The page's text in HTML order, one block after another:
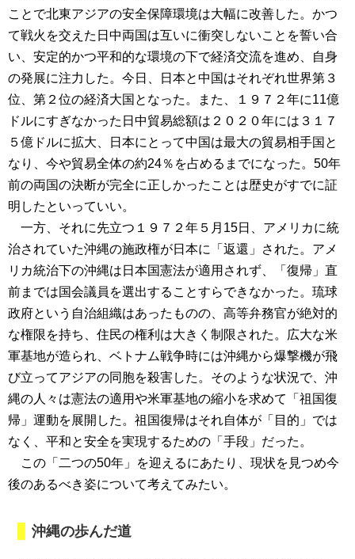
ことで北東アジアの安全保障環境は大幅に改善した。かつ
て戦火を交えた日中両国は互いに衝突しないことを誓い合
い、安定的かつ平和的な環境の下で経済交流を進め、自身
の発展に注力した。今日、日本と中国はそれぞれ世界第３
位、第２位の経済大国となった。また、１９７２年に11億
ドルにすぎなかった日中貿易総額は２０２０年には３１７
５億ドルに拡大、日本にとって中国は最大の貿易相手国と
なり、今や貿易全体の約24％を占めるまでになった。50年
前の両国の決断が完全に正しかったことは歴史がすでに証
明したといっていい。
一方、それに先立つ１９７２年５月15日、アメリカに統
治されていた沖縄の施政権が日本に「返還」された。アメ
リカ統治下の沖縄は日本国憲法が適用されず、「復帰」直
前までは国会議員を選出することすらできなかった。琉球
政府という自治組織はあったものの、高等弁務官が絶対的
な権限を持ち、住民の権利は大きく制限された。広大な米
軍基地が造られ、ベトナム戦争時には沖縄から爆撃機が飛
び立ってアジアの同胞を殺害した。そのような状況で、沖
縄の人々は憲法の適用や米軍基地の縮小を求めて「祖国復
帰」運動を展開した。祖国復帰はそれ自体が「目的」では
なく、平和と安全を実現するための「手段」だった。
この「二つの50年」を迎えるにあたり、現状を見つめ今
後のあるべき姿について考えてみたい。
沖縄の歩んだ道